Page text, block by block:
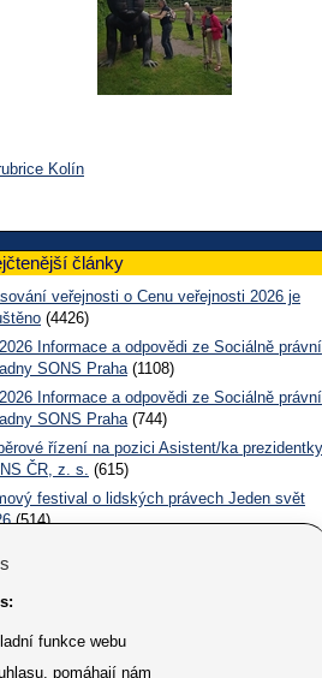
Kolín
články
veřejnosti o Cenu veřejnosti 2026 je
(4426)
Informace a odpovědi ze Sociálně právní
SONS Praha (1108)
Informace a odpovědi ze Sociálně právní
SONS Praha (744)
řízení na pozici Asistent/ka prezidentky
ČR, z. s. (615)
festival o lidských právech Jeden svět
(514)
2026 Informace a odpovědi na dotazy z
právní poradny SONS
funkce webu
pomáhají nám